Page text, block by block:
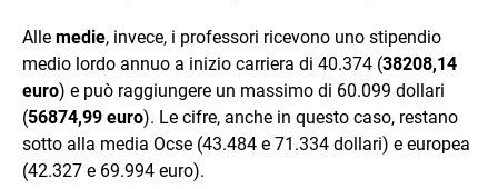
Alle medie, invece, i professori ricevono uno stipendio
medio lordo annuo a inizio carriera di 40.374 (38208,14
euro) e può raggiungere un massimo di 60.099 dollari
(56874,99 euro). Le cifre, anche in questo caso, restano
sotto alla media Ocse (43.484 e 71.334 dollari) e europea
(42.327 e 69.994 euro).